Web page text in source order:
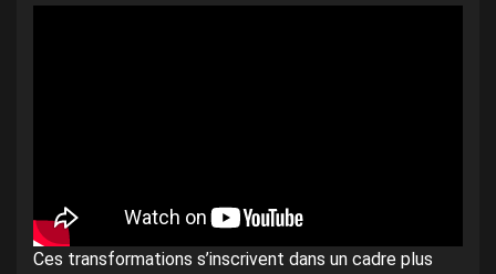
Ces transformations s’inscrivent dans un cadre plus